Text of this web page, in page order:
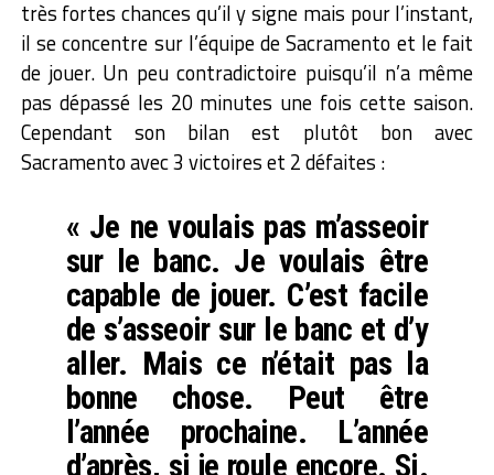
très fortes chances qu’il y signe mais pour l’instant,
il se concentre sur l’équipe de Sacramento et le fait
de jouer. Un peu contradictoire puisqu’il n’a même
pas dépassé les 20 minutes une fois cette saison.
Cependant son bilan est plutôt bon avec
Sacramento avec 3 victoires et 2 défaites :
« Je ne voulais pas m’asseoir
sur le banc. Je voulais être
capable de jouer. C’est facile
de s’asseoir sur le banc et d’y
aller. Mais ce n’était pas la
bonne chose. Peut être
l’année prochaine. L’année
d’après, si je roule encore. Si.